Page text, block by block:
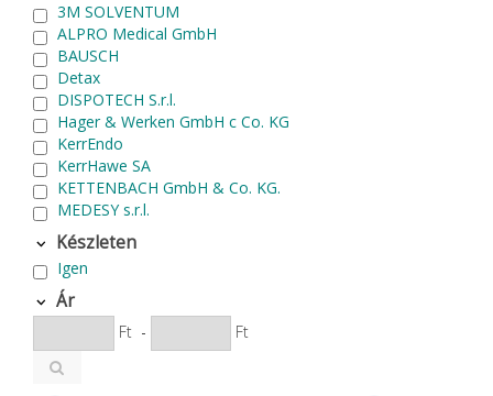
3M SOLVENTUM
ALPRO Medical GmbH
BAUSCH
Detax
DISPOTECH S.r.l.
Hager & Werken GmbH c Co. KG
KerrEndo
KerrHawe SA
KETTENBACH GmbH & Co. KG.
MEDESY s.r.l.
MEDICOM Helthcare B.V.
NSK
P.P.H CERKAMED
Pentron SpofaDental a.s.
PHILIPS
Roeko
Készleten
Igen
Ár
Ft - Ft